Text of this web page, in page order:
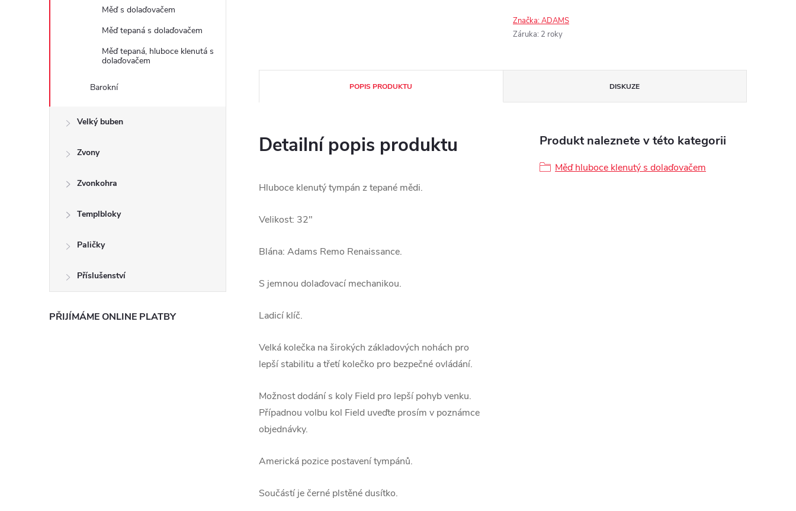
Měď s dolaďovačem
Měď tepaná s dolaďovačem
Měď tepaná, hluboce klenutá s
dolaďovačem
Barokní
Velký buben
Zvony
Zvonkohra
Templbloky
Paličky
Příslušenství
PŘIJÍMÁME ONLINE PLATBY
Značka:ADAMS
Záruka: 2 roky
POPIS PRODUKTU DISKUZE
Detailní popis produktu
Hluboce klenutý tympán z tepané mědi.
Velikost: 32"
Blána: Adams Remo Renaissance.
S jemnou dolaďovací mechanikou.
Ladicí klíč.
Velká kolečka na širokých základových nohách pro
lepší stabilitu a třetí kolečko pro bezpečné ovládání.
Možnost dodání s koly Field pro lepší pohyb venku.
Případnou volbu kol Field uveďte prosím v poznámce
objednávky.
Americká pozice postavení tympánů.
Součástí je černé plstěné dusítko.
Produkt naleznete v této kategorii
Měď hluboce klenutý s dolaďovačem